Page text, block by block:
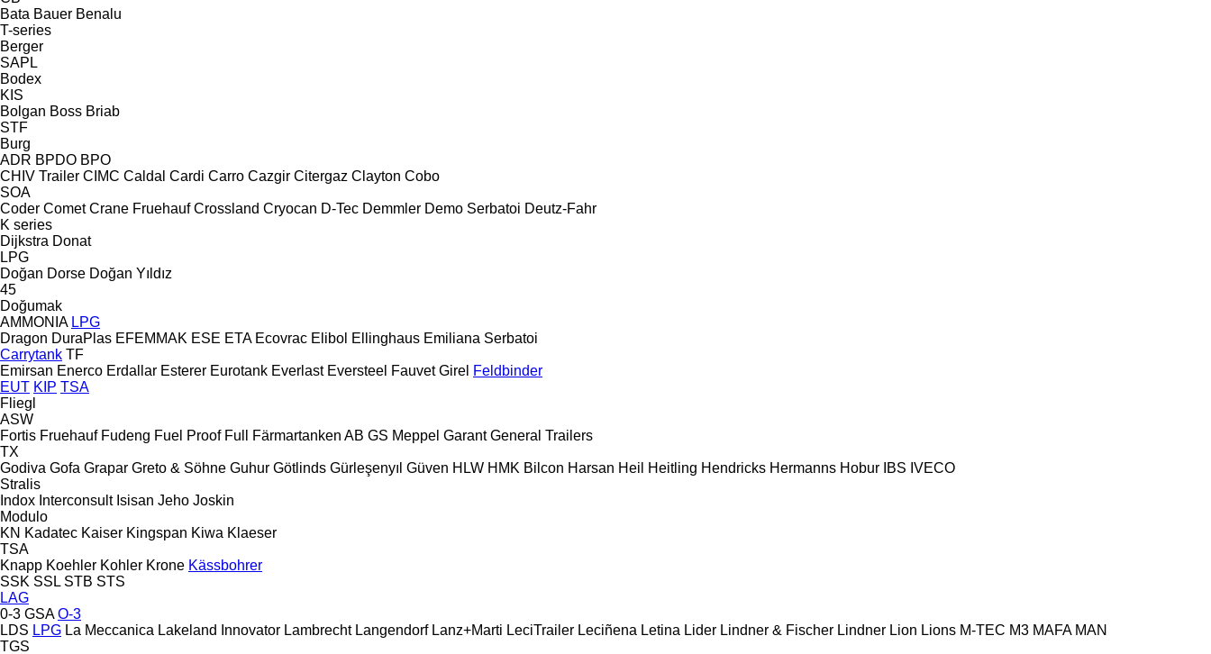
Bata Bauer Benalu
T-series
Berger
SAPL
Bodex
KIS
Bolgan Boss Briab
STF
Burg
ADR BPDO BPO
CHIV Trailer CIMC Caldal Cardi Carro Cazgir Citergaz Clayton Cobo
SOA
Coder Comet Crane Fruehauf Crossland Cryocan D-Tec Demmler Demo Serbatoi Deutz-Fahr
K series
Dijkstra Donat
LPG
Doğan Dorse Doğan Yıldız
45
Doğumak
AMMONIA LPG
Dragon DuraPlas EFEMMAK ESE ETA Ecovrac Elibol Ellinghaus Emiliana Serbatoi
Carrytank TF
Emirsan Enerco Erdallar Esterer Eurotank Everlast Eversteel Fauvet Girel Feldbinder
EUT KIP TSA
Fliegl
ASW
Fortis Fruehauf Fudeng Fuel Proof Full Färmartanken AB GS Meppel Garant General Trailers
TX
Godiva Gofa Grapar Greto & Söhne Guhur Götlinds Gürleşenyıl Güven HLW HMK Bilcon Harsan Heil Heitling Hendricks Hermanns Hobur IBS IVECO
Stralis
Indox Interconsult Isisan Jeho Joskin
Modulo
KN Kadatec Kaiser Kingspan Kiwa Klaeser
TSA
Knapp Koehler Kohler Krone Kässbohrer
SSK SSL STB STS
LAG
0-3 GSA O-3
LDS LPG La Meccanica Lakeland Innovator Lambrecht Langendorf Lanz+Marti LeciTrailer Leciñena Letina Lider Lindner & Fischer Lindner Lion Lions M-TEC M3 MAFA MAN
TGS